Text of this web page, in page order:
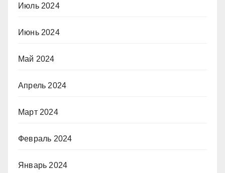
Июль 2024
Июнь 2024
Май 2024
Апрель 2024
Март 2024
Февраль 2024
Январь 2024